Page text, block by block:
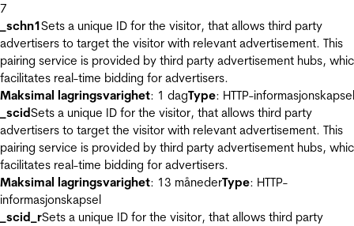
7
_schn1Sets a unique ID for the visitor, that allows third party
advertisers to target the visitor with relevant advertisement. This
pairing service is provided by third party advertisement hubs,
facilitates real-time bidding for advertisers.
Maksimal lagringsvarighet: 1 dagType: HTTP-informasjonskapsel
_scidSets a unique ID for the visitor, that allows third party
advertisers to target the visitor with relevant advertisement. This
pairing service is provided by third party advertisement hubs,
facilitates real-time bidding for advertisers.
Maksimal lagringsvarighet: 13 månederType: HTTP-
informasjonskapsel
_scid_rSets a unique ID for the visitor, that allows third party